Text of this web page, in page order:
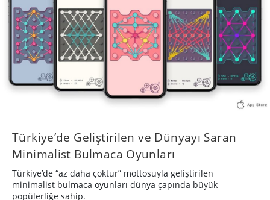
Türkiye’de Geliştirilen ve Dünyayı Saran
Minimalist Bulmaca Oyunları
Türkiye’de “az daha çoktur” mottosuyla geliştirilen
minimalist bulmaca oyunları dünya çapında büyük
popülerliğe sahip.